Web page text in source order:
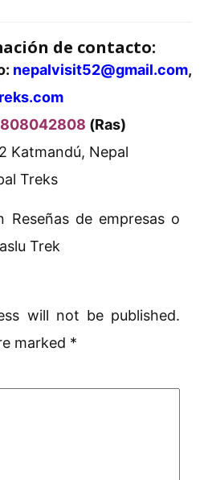
de contacto:
nepalvisit52@gmail.com,
(Ras)
Katmandú, Nepal
Treks
de empresas o
Trek
will not be published.
marked *